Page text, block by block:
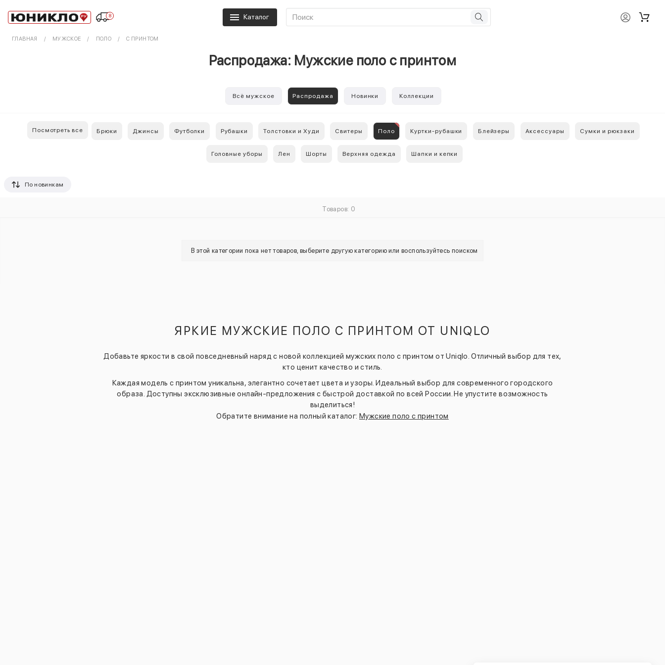
8 Каталог
ГЛАВНАЯ МУЖСКОЕ ПОЛО С ПРИНТОМ
Распродажа: Мужские поло с принтом
Всё мужское Распродажа Новинки Коллекции
Посмотреть все Брюки Джинсы Футболки Рубашки Толстовки и Худи Свитеры Поло Куртки-рубашки Блейзеры Аксессуары Сумки и рюкзаки
Головные уборы Лен Шорты Верхняя одежда Шапки и кепки
По новинкам
Товаров: 0
В этой категории пока нет товаров, выберите другую категорию или воспользуйтесь поиском
ЯРКИЕ МУЖСКИЕ ПОЛО С ПРИНТОМ ОТ UNIQLO
Добавьте яркости в свой повседневный наряд с новой коллекцией мужских поло с принтом от Uniqlo. Отличный выбор для тех,
кто ценит качество и стиль.
Каждая модель с принтом уникальна, элегантно сочетает цвета и узоры. Идеальный выбор для современного городского
образа. Доступны эксклюзивные онлайн-предложения с быстрой доставкой по всей России. Не упустите возможность
выделиться!
Обратите внимание на полный каталог: Мужские поло с принтом